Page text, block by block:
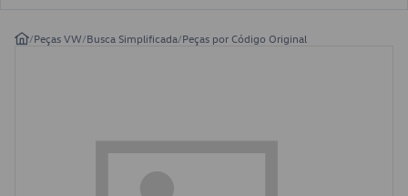
/Peças VW/Busca Simplificada/Peças por Código Original